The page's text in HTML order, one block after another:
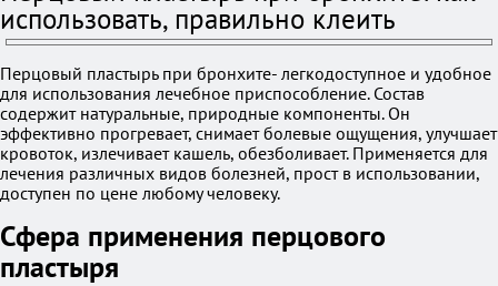
использовать, правильно клеить
Перцовый пластырь при бронхите- легкодоступное и удобное
для использования лечебное приспособление. Состав
содержит натуральные, природные компоненты. Он
эффективно прогревает, снимает болевые ощущения, улучшает
кровоток, излечивает кашель, обезболивает. Применяется для
лечения различных видов болезней, прост в использовании,
доступен по цене любому человеку.
Сфера применения перцового
пластыря